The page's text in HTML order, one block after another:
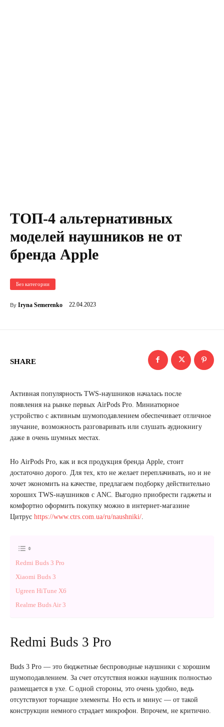
ТОП-4 альтернативных
моделей наушников не от
бренда Apple
Без категории
By Iryna Semerenko 22.04.2023
SHARE
Активная популярность TWS-наушников началась после
появления на рынке первых AirPods Pro. Миниатюрное
устройство с активным шумоподавлением обеспечивает отличное
звучание, возможность разговаривать или слушать аудиокнигу
даже в очень шумных местах.
Но AirPods Pro, как и вся продукция бренда Apple, стоит
достаточно дорого. Для тех, кто не желает переплачивать, но и не
хочет экономить на качестве, предлагаем подборку действительно
хороших TWS-наушников с ANC. Выгодно приобрести гаджеты и
комфортно оформить покупку можно в интернет-магазине
Цитрус https://www.ctrs.com.ua/ru/naushniki/
Redmi Buds 3 Pro
Xiaomi Buds 3
Ugreen HiTune X6
Realme Buds Air 3
Redmi Buds 3 Pro
Buds 3 Pro — это бюджетные беспроводные наушники с хорошим
шумоподавлением. За счет отсутствия ножки наушник полностью
размещается в ухе. С одной стороны, это очень удобно, ведь
отсутствуют торчащие элементы. Но есть и минус — от такой
конструкции немного страдает микрофон. Впрочем, не критично.